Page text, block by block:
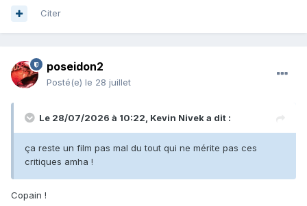
Citer
poseidon2
Posté(e) le 28 juillet
Le 28/07/2026 à 10:22, Kevin Niveka dit :
ça reste un film pas mal du tout qui ne mérite pas ces
critiques amha !
Copain !